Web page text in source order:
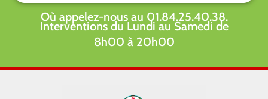
Où appelez-nous au 01.84.25.40.38.
Interventions du Lundi au Samedi de
8h00 à 20h00